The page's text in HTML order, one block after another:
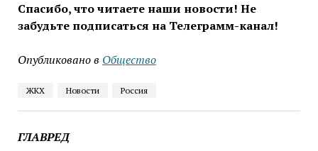
Спасибо, что читаете наши новости! Не
забудьте подписаться на Телеграмм-канал!
Опубликовано в Общество
ЖКХ Новости Россия
ГЛАВРЕД